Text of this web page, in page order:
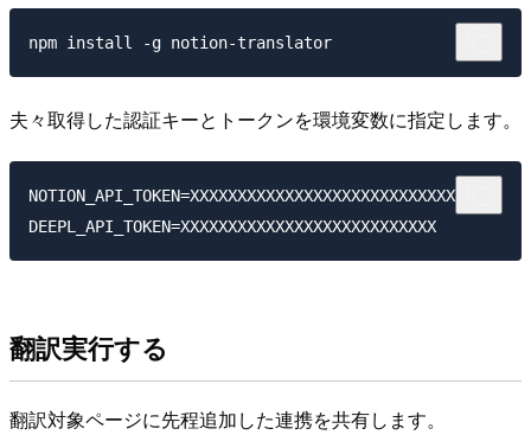
夫々取得した認証キーとトークンを環境変数に指定します。
NOTION_API_TOKEN=XXXXXXXXXXXXXXXXXXXXXXXXXXXXXXX
翻訳実行する
翻訳対象ページに先程追加した連携を共有します。